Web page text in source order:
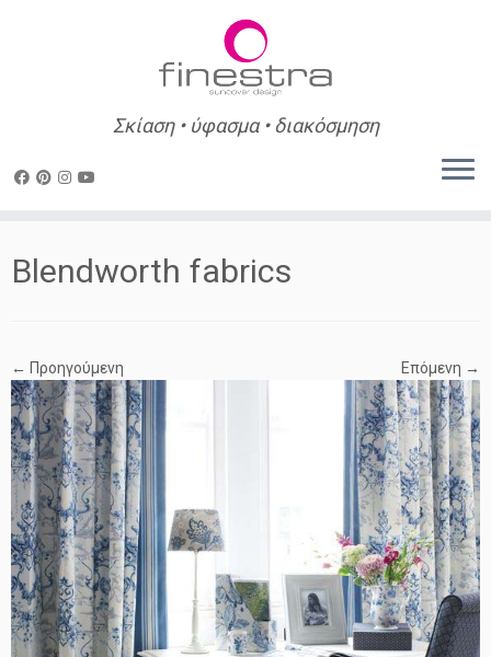
content
Σκίαση • ύφασμα • διακόσμηση
Blendworth fabrics
← Προηγούμενη Επόμενη →